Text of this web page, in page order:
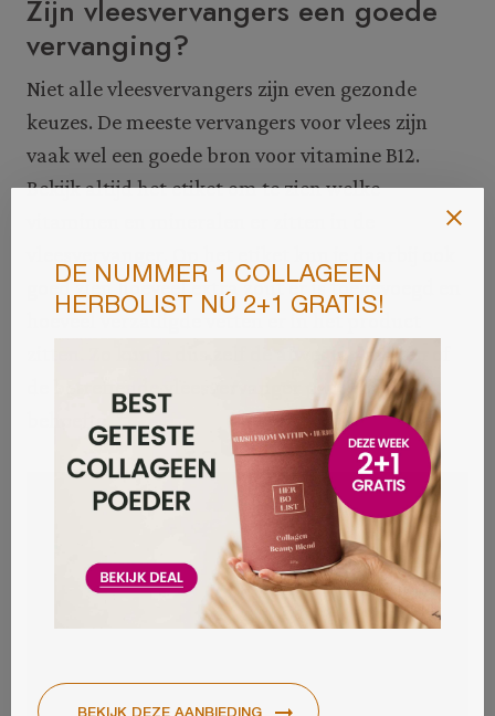
Zijn vleesvervangers een goede
vervanging?
Niet alle vleesvervangers zijn even gezonde
keuzes. De meeste vervangers voor vlees zijn
vaak wel een goede bron voor vitamine B12.
Bekijk altijd het etiket om te zien welke
goed zien hoeveel extra zout er is toegevoegd en
hoeveel verzadigde vetten er in het product
zitten. Zo kun je dus zelf de afweging maken of
de betreffende vleesvervanger past bij jouw
behoefte.